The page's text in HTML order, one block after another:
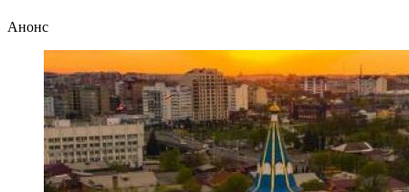
Анонс